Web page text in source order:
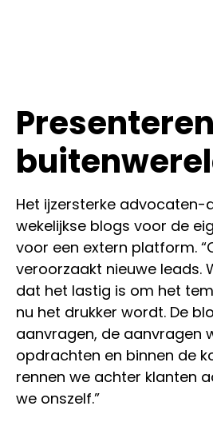
Het ijzersterke advocaten-
wekelijkse blogs voor de
voor een extern platform.
veroorzaakt nieuwe leads.
dat het lastig is om het
nu het drukker wordt. De
aanvragen, de aanvragen
opdrachten en binnen de
rennen we achter klanten
we onszelf.”